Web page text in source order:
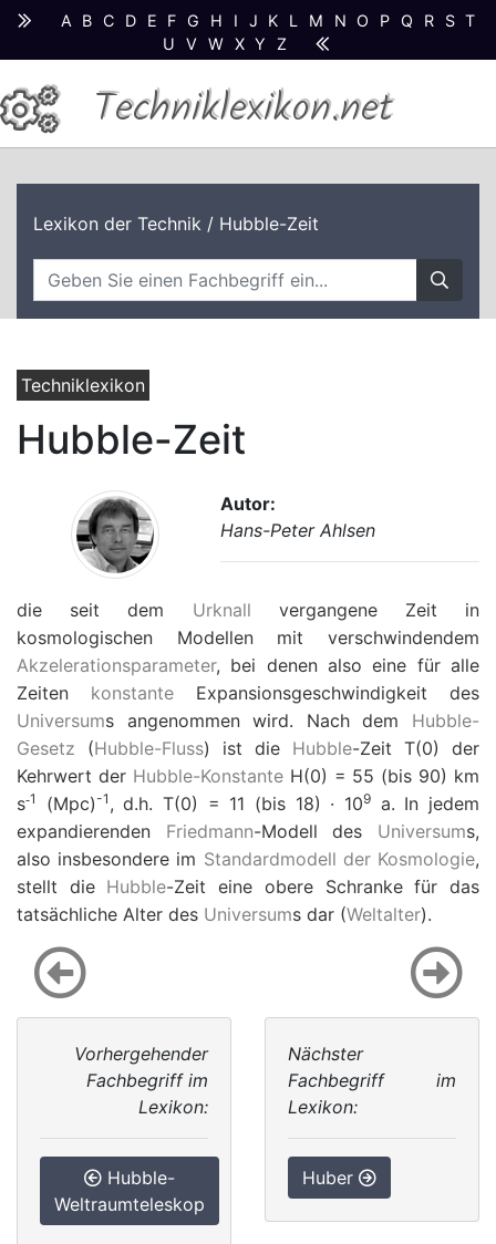
A B C D E F G H I J K L M N O P Q R S T
U
V W X Y Z
Techniklexikon.net
Lexikon der Technik / Hubble-Zeit
Techniklexikon
Hubble-Zeit
Autor:
Hans-Peter Ahlsen
die seit dem Urknall vergangene Zeit in
kosmologischen Modellen mit verschwindendem
Akzelerationsparameter, bei denen also eine für alle
Zeiten konstante Expansionsgeschwindigkeit des
Universums angenommen wird. Nach dem Hubble-
Gesetz (Hubble-Fluss) ist die Hubble-Zeit T(0) der
Kehrwert der Hubble-Konstante H(0) = 55 (bis 90) km
s-1 (Mpc)-1 , d.h.T(0) = 11 (bis 18) · 109 a. In jedem
expandierenden Friedmann-Modell des Universums,
also insbesondere im Standardmodell der Kosmologie,
stellt die Hubble-Zeit eine obere Schranke für das
tatsächliche Alter des Universums dar (Weltalter).
Vorhergehender
Fachbegriff im
Lexikon:
Hubble-
Weltraumteleskop
Nächster
Fachbegriff im
Lexikon:
Huber